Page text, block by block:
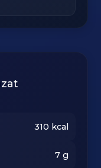
310 kcal
7g